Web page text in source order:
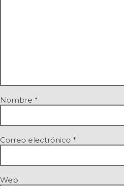
Nombre *
Correo electrónico *
Web